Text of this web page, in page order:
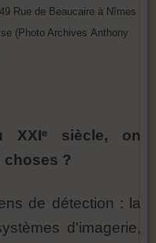
Rue de Beaucaire à Nîmes
(Photo Archives Anthony
XXIᵉ siècle, on
choses ?
de détection : la
d'imagerie,